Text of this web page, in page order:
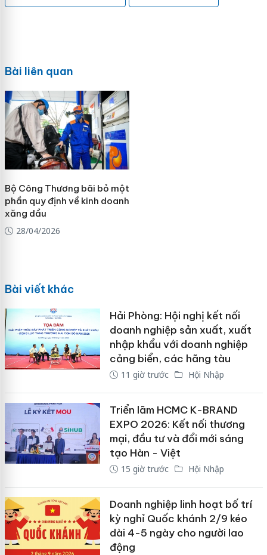
Bài liên quan
Bộ Công Thương bãi bỏ một
phần quy định về kinh doanh
xăng dầu
28/04/2026
Bài viết khác
Hải Phòng: Hội nghị kết nối
doanh nghiệp sản xuất, xuất
nhập khẩu với doanh nghiệp
cảng biển, các hãng tàu
11 giờ trước Hội Nhập
Triển lãm HCMC K-BRAND
EXPO 2026: Kết nối thương
mại, đầu tư và đổi mới sáng
tạo Hàn - Việt
15 giờ trước Hội Nhập
Doanh nghiệp linh hoạt bố trí
kỳ nghỉ Quốc khánh 2/9 kéo
dài 4-5 ngày cho người lao
động